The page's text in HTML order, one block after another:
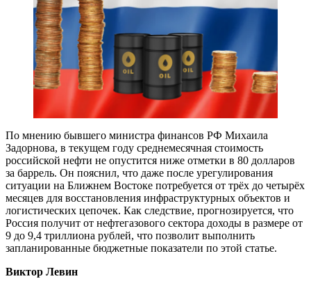
По мнению бывшего министра финансов РФ Михаила
Задорнова, в текущем году среднемесячная стоимость
российской нефти не опустится ниже отметки в 80 долларов
за баррель. Он пояснил, что даже после урегулирования
ситуации на Ближнем Востоке потребуется от трёх до четырёх
месяцев для восстановления инфраструктурных объектов и
логистических цепочек. Как следствие, прогнозируется, что
Россия получит от нефтегазового сектора доходы в размере от
9 до 9,4 триллиона рублей, что позволит выполнить
запланированные бюджетные показатели по этой статье.
Виктор Левин